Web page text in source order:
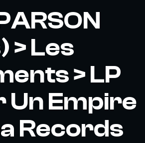
> Les
> LP
Un Empire
Records